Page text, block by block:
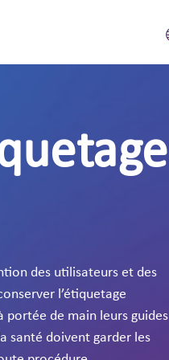
des utilisateurs et des
l’étiquetage
de main leurs guides
santé doivent garder les